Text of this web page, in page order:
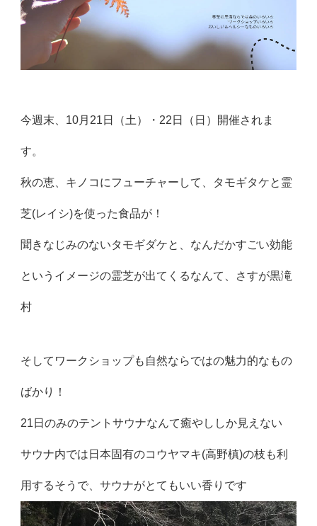
今週末、10月21日（土）・22日（日）開催されま
す。
秋の恵、キノコにフューチャーして、タモギタケと霊
芝(レイシ)を使った食品が！
聞きなじみのないタモギダケと、なんだかすごい効能
というイメージの霊芝が出てくるなんて、さすが黒滝
村
そしてワークショップも自然ならではの魅力的なもの
ばかり！
21日のみのテントサウナなんて癒やししか見えない
サウナ内では日本固有のコウヤマキ(高野槙)の枝も利
用するそうで、サウナがとてもいい香りです